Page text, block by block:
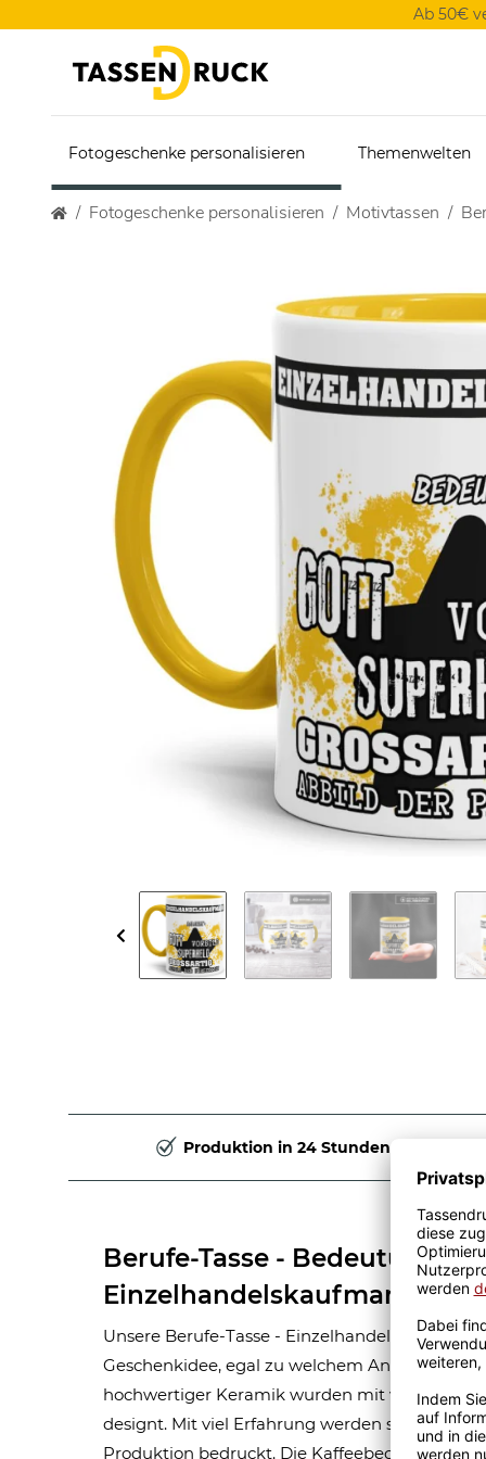
Ab 50€
Fotogeschenke personalisieren Themenwelten
Fotogeschenke personalisieren Motivtassen
Produktion in 24 Stunden
Berufe-Tasse - Bedeutung
Einzelhandelskaufmanns -
Unsere Berufe-Tasse -
Geschenkidee, egal zu welchem Anlass.
hochwertiger Keramik wurden mit viel Liebe
designt. Mit viel Erfahrung werden sie
Produktion bedruckt. Die Kaffeebecher sind